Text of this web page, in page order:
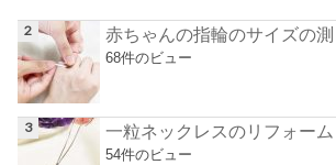
赤ちゃんの指輪のサイズの
68件のビュー
一粒ネックレスのリフォー
54件のビュー